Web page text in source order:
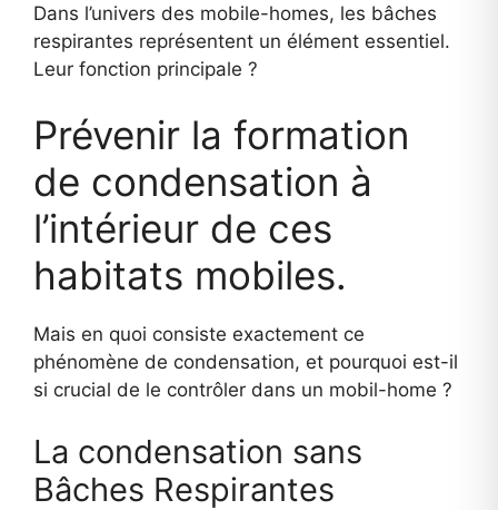
Dans l’univers des mobile-homes, les bâches
respirantes représentent un élément essentiel.
Leur fonction principale ?
Prévenir la formation
de condensation à
l’intérieur de ces
habitats mobiles.
Mais en quoi consiste exactement ce
phénomène de condensation, et pourquoi est-il
si crucial de le contrôler dans un mobil-home ?
La condensation sans
Bâches Respirantes